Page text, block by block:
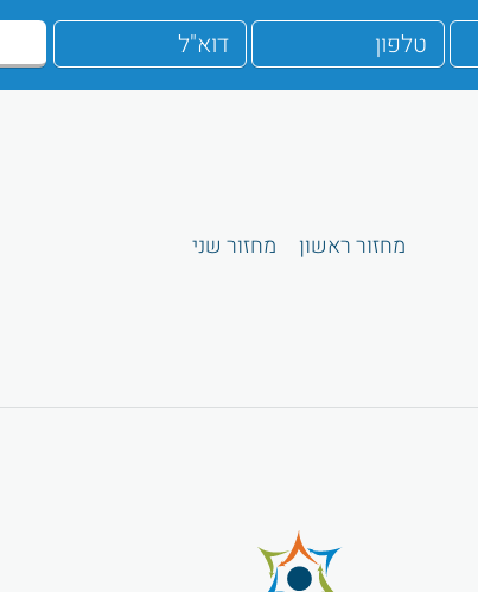
מחזור ראשון מחזור שני